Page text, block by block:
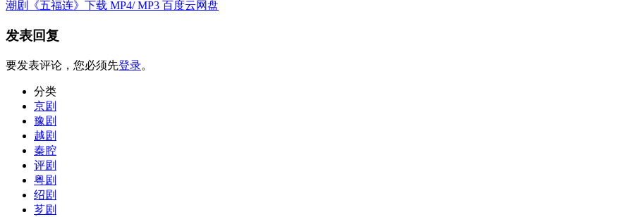
潮剧《五福连》下载 MP4/ MP3 百度云网盘
发表回复
要发表评论，您必须先登录。
分类
京剧
豫剧
越剧
秦腔
评剧
粤剧
绍剧
芗剧